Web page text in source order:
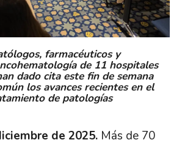
farmacéuticos y
de 11 hospitales
dado cita este fin de semana
los avances recientes en el
de patologías
de 2025. Más de 70